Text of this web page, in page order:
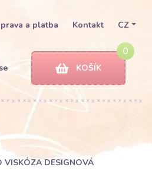
a platba Kontakt CZ
0
KOŠÍK
VISKÓZA DESIGNOVÁ